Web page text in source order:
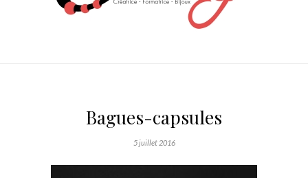
Bagues-capsules
5 juillet 2016